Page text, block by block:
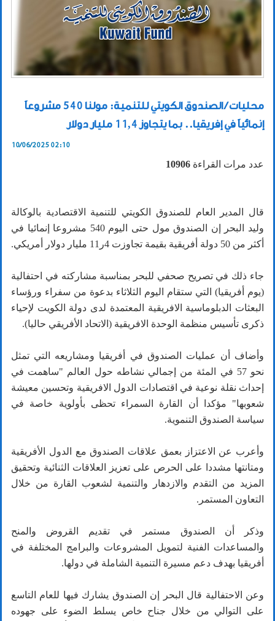
محليات / الصندوق الكويتي للتنمية: مولنا 540 مشروعاً
إنمائياً في إفريقيا.. بما يتجاوز 11,4 مليار دولار
10/06/2025 02:10
عدد مرات القراءة 10906
قال المدير العام للصندوق الكويتي للتنمية الاقتصادية بالوكالة
وليد البحر إن الصندوق مول حتى اليوم 540 مشروعا إنمائيا في
أكثر من 50 دولة أفريقية بقيمة تجاوزت 4ر11 مليار دولار أمريكي.
جاء ذلك في تصريح صحفي للبحر بمناسبة مشاركته في احتفالية
(يوم أفريقيا) التي ستقام اليوم الثلاثاء بدعوة من سفراء ورؤساء
البعثات الدبلوماسية الافريقية المعتمدة لدى دولة الكويت لإحياء
ذكرى تأسيس منظمة الوحدة الافريقية (الاتحاد الأفريقي حاليا).
وأضاف أن عمليات الصندوق في أفريقيا ومشاريعه التي تمثل
نحو 57 في المئة من إجمالي نشاطه حول العالم "ساهمت في
إحداث نقلة نوعية في اقتصادات الدول الافريقية وتحسين معيشة
شعوبها" مؤكدا أن القارة السمراء تحظى بأولوية خاصة في
سياسة الصندوق التنموية.
وأعرب عن الاعتزاز بعمق علاقات الصندوق مع الدول الأفريقية
ومتانتها مشددا على الحرص على تعزيز العلاقات الثنائية وتحقيق
المزيد من التقدم والازدهار والتنمية لشعوب القارة من خلال
التعاون المستمر.
وذكر أن الصندوق مستمر في تقديم القروض والمنح
والمساعدات الفنية لتمويل المشروعات والبرامج المختلفة في
أفريقيا بهدف دعم مسيرة التنمية الشاملة في دولها.
وعن الاحتفالية قال البحر إن الصندوق يشارك فيها للعام التاسع
على التوالي من خلال جناح خاص يسلط الضوء على جهوده